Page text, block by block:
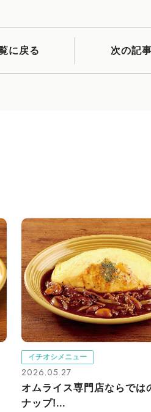
次の記
に戻る
イチオシメニュー
2026.05.27
オムライス専門店ならでは
ナップ!...